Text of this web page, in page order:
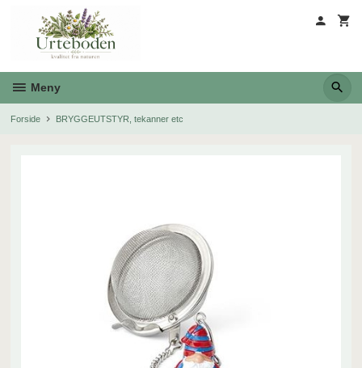
innholdet
Meny
Forside BRYGGEUTSTYR, tekanner etc